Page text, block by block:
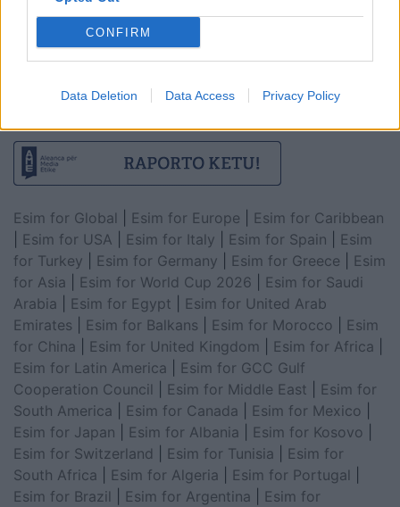
CONFIRM
Data Deletion Data Access Privacy Policy
Esim for Global Esim for Europe
Esim for Caribbean
Esim for USA Esim for Italy Esim for Spain
Esim
for Turkey
Esim for Germany Esim for Greece
Esim
for Asia
Esim for World Cup 2026
Esim for Saudi
Arabia
Esim for Egypt
Esim for United Arab
Emirates
Esim for Balkans Esim for Morocco
Esim
for China
Esim for United Kingdom Esim for Africa
Esim for Latin America
Esim for GCC Gulf
Cooperation Council
Esim for Middle East
Esim for
South America
Esim for Canada Esim for Mexico
Esim for Japan
Esim for Albania Esim for Kosovo
Esim for Switzerland
Esim for Tunisia
Esim for
South Africa
Esim for Algeria Esim for Portugal
Esim for Brazil
Esim for Argentina
Esim for